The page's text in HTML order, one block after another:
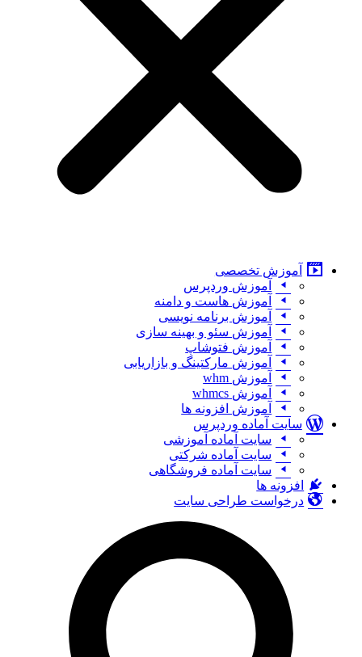
آموزش تخصصی
آموزش وردپرس
آموزش هاست و دامنه
آموزش برنامه نویسی
آموزش سئو و بهینه سازی
آموزش فتوشاپ
آموزش مارکتینگ و بازاریابی
آموزش whm
آموزش whmcs
آموزش افزونه ها
سایت آماده وردپرس
سایت آماده آموزشی
سایت آماده شرکتی
سایت آماده فروشگاهی
افزونه ها
درخواست طراحی سایت